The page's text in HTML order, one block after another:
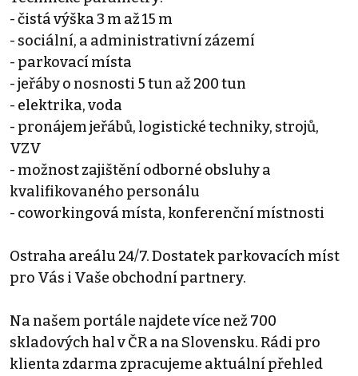
- čistá výška 3 m až 15 m
- sociální, a administrativní zázemí
- parkovací místa
- jeřáby o nosnosti 5 tun až 200 tun
- elektrika, voda
- pronájem jeřábů, logistické techniky, strojů,
VZV
- možnost zajištění odborné obsluhy a
kvalifikovaného personálu
- coworkingová místa, konferenční místnosti
Ostraha areálu 24/7. Dostatek parkovacích míst
pro Vás i Vaše obchodní partnery.
Na našem portále najdete více než 700
skladových hal v ČR a na Slovensku. Rádi pro
klienta zdarma zpracujeme aktuální přehled